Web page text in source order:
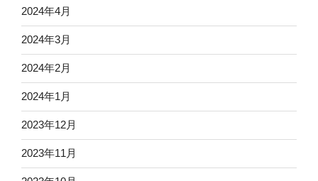
2024年4月
2024年3月
2024年2月
2024年1月
2023年12月
2023年11月